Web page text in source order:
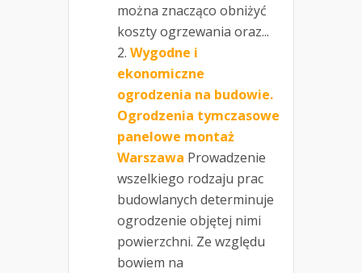
można znacząco obniżyć
koszty ogrzewania oraz...
Wygodne i
ekonomiczne
ogrodzenia na budowie.
Ogrodzenia tymczasowe
panelowe montaż
Warszawa Prowadzenie
wszelkiego rodzaju prac
budowlanych determinuje
ogrodzenie objętej nimi
powierzchni. Ze względu
bowiem na